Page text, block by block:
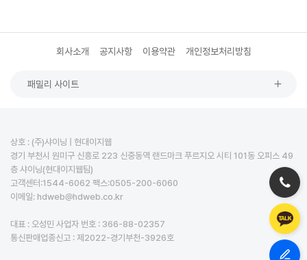
회사소개 공지사항 이용약관 개인정보처리방침
패밀리 사이트
상호 : (주)샤이닝 | 현대이지웹
경기 부천시 원미구 신흥로 223 신중동역 랜드마크 푸르지오 시티 101동 오피스 49
층 샤이닝(현대이지웹팀)
고객센터:1544-6062 팩스:0505-200-6060
이메일: hdweb@hdweb.co.kr
대표 : 오성민 사업자 번호 : 366-88-02357
통신판매업종신고 : 제2022-경기부천-3926호